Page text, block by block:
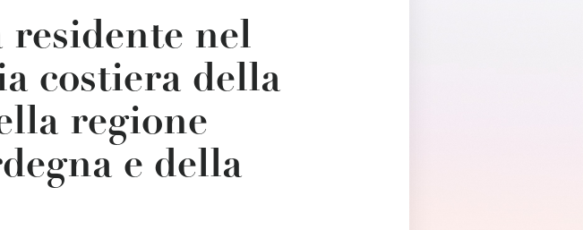
residente nel
costiera della
regione
e della